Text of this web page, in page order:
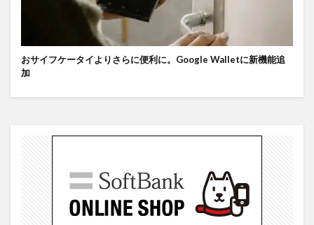
おサイフケータイよりさらに便利に。Google Walletに新機能追
加